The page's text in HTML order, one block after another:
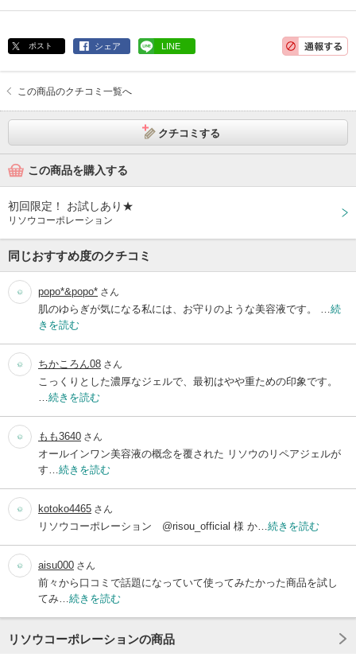
ポスト シェア LINE
この商品のクチコミ一覧へ
クチコミする
この商品を購入する
初回限定！ お試しあり★
リソウコーポレーション
同じおすすめ度のクチコミ
popo*&popo* さん
肌のゆらぎが気になる私には、お守りのような美容液です。 … 続
きを読む
ちかころん08 さん
こっくりとした濃厚なジェルで、最初はやや重ための印象です。
続きを読む
もも3640 さん
オールインワン美容液の概念を覆された リソウのリペアジェルが
す… 続きを読む
kotoko4465 さん
リソウコーポレーション @risou_official 様 か… 続きを読む
aisu000 さん
前々から口コミで話題になっていて使ってみたかった商品を試し
てみ… 続きを読む
リソウコーポレーションの商品